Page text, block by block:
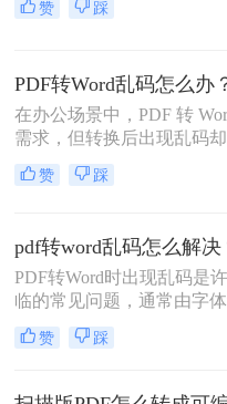
档是效率刚需，却也是“翻
赞 踩
在办公场景中，PDF 转
需求，但转换后出现乱码
疼。那么PDF转Word乱码
本文结合技术原理与实战经
赞 踩
PDF转Word时出现乱码是
临的常见问题，通常由字
码错误、扫描文件识别失败
致。那么pdf转word乱码怎
方案，帮助用户高效解决乱
赞 踩